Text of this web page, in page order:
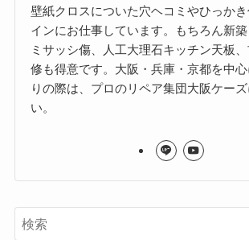
壁紙クロスについた穴ヘコミやひっか
インにお仕事しています。もちろん新
ミサッシ傷、人工大理石キッチン天板
修も得意です。大阪・兵庫・京都を中
りの際は、プロのリペア集団大阪ケー
い。